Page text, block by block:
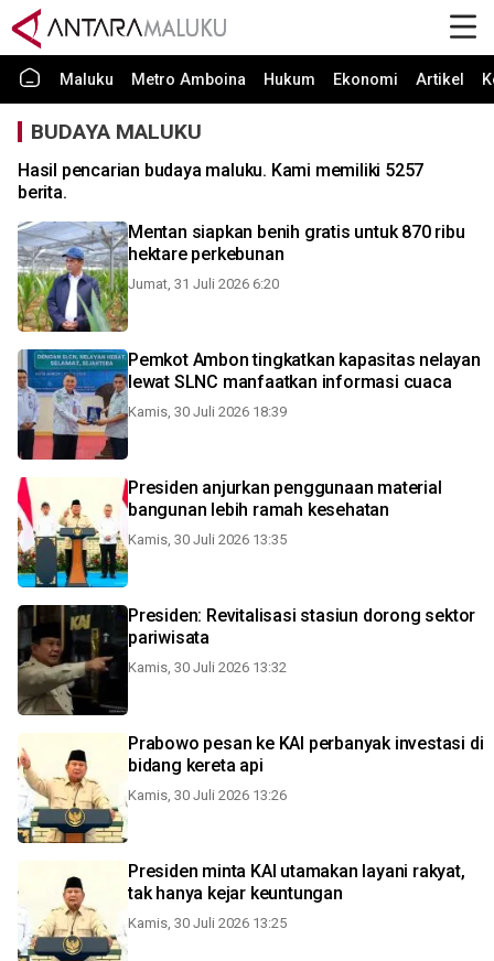
Maluku Metro Amboina Hukum Ekonomi Artikel
BUDAYA MALUKU
Hasil pencarian budaya maluku. Kami memiliki 5257
berita.
Mentan siapkan benih gratis untuk 870 ribu
hektare perkebunan
Jumat, 31 Juli 2026 6:20
Pemkot Ambon tingkatkan kapasitas nelayan
lewat SLNC manfaatkan informasi cuaca
Kamis, 30 Juli 2026 18:39
Presiden anjurkan penggunaan material
bangunan lebih ramah kesehatan
Kamis, 30 Juli 2026 13:35
Presiden: Revitalisasi stasiun dorong sektor
pariwisata
Kamis, 30 Juli 2026 13:32
Prabowo pesan ke KAI perbanyak investasi di
bidang kereta api
Kamis, 30 Juli 2026 13:26
Presiden minta KAI utamakan layani rakyat,
tak hanya kejar keuntungan
Kamis, 30 Juli 2026 13:25